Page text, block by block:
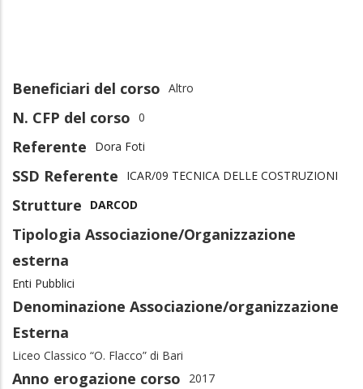
Beneficiari del corso Altro
N. CFP del corso 0
Referente Dora Foti
SSD Referente ICAR/09 TECNICA DELLE COSTRUZIONI
Strutture DARCOD
Tipologia Associazione/Organizzazione
esterna
Enti Pubblici
Denominazione Associazione/organizzazione
Esterna
Liceo Classico “O. Flacco” di Bari
Anno erogazione corso 2017